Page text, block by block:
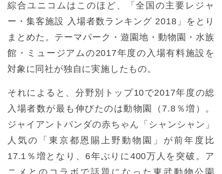
綜合ユニコムはこのほど、「全国の主要レジャ
ー・集客施設 入場者数ランキング 2018」をとり
まとめた。テーマパーク・遊園地・動物園・水族
館・ミュージアムの2017年度の入場有料施設を
対象に同社が独自に実施したもの。
それによると、分野別トップ10で2017年度の総
入場者数が最も伸びたのは動物園（7.8％増）。
ジャイアントパンダの赤ちゃん「シャンシャン」
人気の「東京都恩賜上野動物園」が前年度比
17.1％増となり、6年ぶりに400万人を突破。ア